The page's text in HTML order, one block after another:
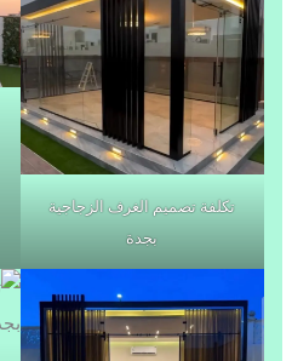
تكلفة تصميم الغرف الزجاجية
بجدة